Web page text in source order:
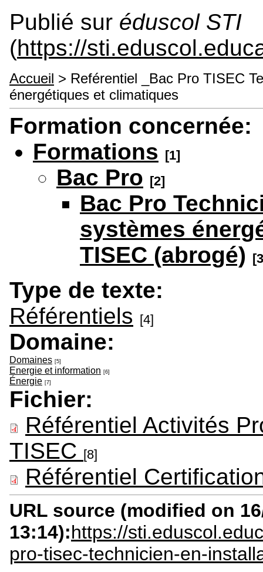
Publié sur éduscol STI
(https://
Accueil > Reférentiel _Bac Pro TISEC
énergétiques et climatiques
Formation concernée:
Formations [1]
Bac Pro [2]
Bac Pro
systèmes
TISEC (abrogé)
Type de texte:
Référentiels [4]
Domaine:
Domaines [5]
Energie et information [6]
Énergie [7]
Fichier:
Référentiel Activités
TISEC [8]
Référentiel
URL source (modified on
13:14):https://
pro-tisec-technicien-en-